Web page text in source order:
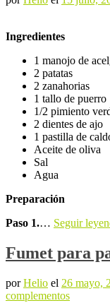
Ingredientes
1 manojo de
2 patatas
2 zanahorias
1 tallo de puerro
1/2 pimiento
2 dientes de ajo
1 pastilla de
Aceite de oliva
Sal
Agua
Preparación
Paso 1.… Seguir
Fumet para
porHelio el 26 mayo,
complementos